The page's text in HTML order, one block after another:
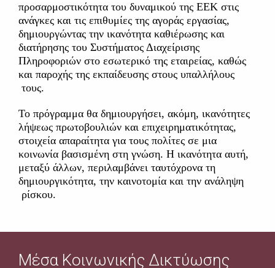
προσαρμοστικότητα του δυναμικού της ΕΕΚ στις
ανάγκες και τις επιθυμίες της αγοράς εργασίας,
δημιουργώντας την ικανότητα καθιέρωσης και
διατήρησης του Συστήματος Διαχείρισης
Πληροφοριών στο εσωτερικό της εταιρείας, καθώς
και παροχής της εκπαίδευσης στους υπαλλήλους
τους.
Το πρόγραμμα θα δημιουργήσει, ακόμη, ικανότητες
λήψεως πρωτοβουλιών και επιχειρηματικότητας,
στοιχεία απαραίτητα για τους πολίτες σε μια
κοινωνία βασισμένη στη γνώση. Η ικανότητα αυτή,
μεταξύ άλλων, περιλαμβάνει ταυτόχρονα τη
δημιουργικότητα, την καινοτομία και την ανάληψη
ρίσκου.
Μέσα Κοινωνικής Δικτύωσης